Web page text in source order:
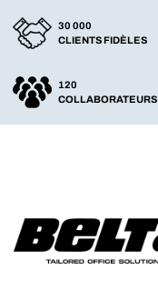
30 000
CLIENTS FIDÈLES
120
COLLABORATEURS